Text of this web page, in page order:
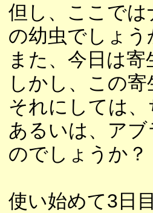
但し、ここで
の幼虫でしょう
また、今日は
しかし、この
それにしては
あるいは、ア
のでしょうか？
使い始めて3日